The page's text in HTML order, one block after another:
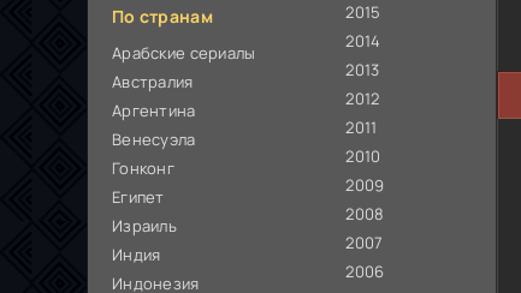
По странам
Арабские сериалы
Австралия
Аргентина
Венесуэла
Гонконг
Египет
Израиль
Индия
Индонезия
2015
2014
2013
2012
2011
2010
2009
2008
2007
2006